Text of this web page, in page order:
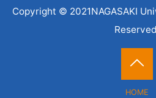
Copyright © 2021NAGASAKI
HOME